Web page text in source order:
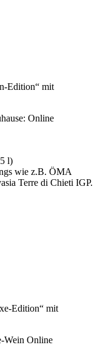
Edition“ mit
Online
l)
wie z.B. ÖMA
Terre di Chieti IGP.
Edition“ mit
Wein Online